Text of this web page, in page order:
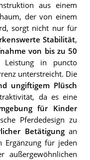
aus einem
der von einem
sorgt nicht nur für
Stabilität,
von bis zu 50
in puncto
unterstreicht. Die
ungiftigem Plüsch
da es eine
für Kinder
Pferdedesign zu
Betätigungan
für jeden
außergewöhnlichen